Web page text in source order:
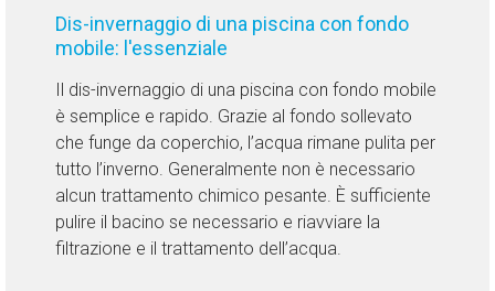
Dis-invernaggio di una piscina con fondo
mobile: l'essenziale
Il dis-invernaggio di una piscina con fondo mobile
è semplice e rapido. Grazie al fondo sollevato
che funge da coperchio, l’acqua rimane pulita per
tutto l’inverno. Generalmente non è necessario
alcun trattamento chimico pesante. È sufficiente
pulire il bacino se necessario e riavviare la
filtrazione e il trattamento dell’acqua.